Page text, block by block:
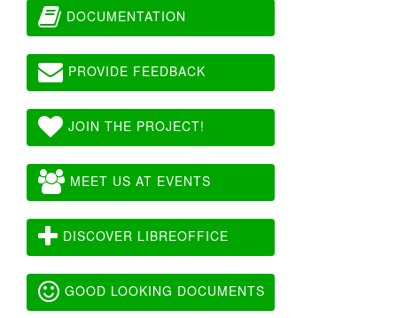
DOCUMENTATION
PROVIDE FEEDBACK
JOIN THE PROJECT!
MEET US AT EVENTS
DISCOVER LIBREOFFICE
GOOD LOOKING DOCUMENTS